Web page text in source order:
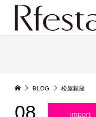
BLOG 松屋銀座
08 import